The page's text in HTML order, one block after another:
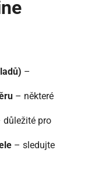
–
– některé
pro
– sledujte